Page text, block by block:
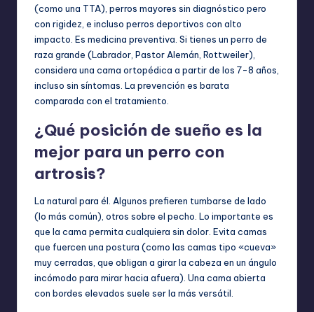
(como una TTA), perros mayores sin diagnóstico pero
con rigidez, e incluso perros deportivos con alto
impacto. Es medicina preventiva. Si tienes un perro de
raza grande (Labrador, Pastor Alemán, Rottweiler),
considera una cama ortopédica a partir de los 7-8 años,
incluso sin síntomas. La prevención es barata
comparada con el tratamiento.
¿Qué posición de sueño es la
mejor para un perro con
artrosis?
La natural para él. Algunos prefieren tumbarse de lado
(lo más común), otros sobre el pecho. Lo importante es
que la cama permita cualquiera sin dolor. Evita camas
que fuercen una postura (como las camas tipo «cueva»
muy cerradas, que obligan a girar la cabeza en un ángulo
incómodo para mirar hacia afuera). Una cama abierta
con bordes elevados suele ser la más versátil.